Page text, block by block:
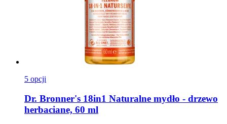
5 opcji
Dr. Bronner's 18in1 Naturalne mydło -​ drzewo
herbaciane, 60 ml